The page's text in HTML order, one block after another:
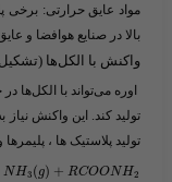
مواد عایق حرارتی: برخی
بالا در صنایع هوافضا و
واکنش با الکل‌ها
اوره می‌تواند با الکل‌ها
تولید کند. این واکنش نیاز
تولید پلاستیک ها ،
NH3 (g) + RCOONH2